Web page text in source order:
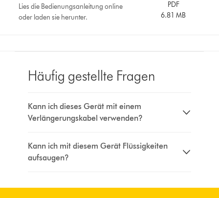
Lies die Bedienungsanleitung online
oder laden sie herunter.
PDF
6.81 MB
Häufig gestellte Fragen
Kann ich dieses Gerät mit einem
Verlängerungskabel verwenden?
Kann ich mit diesem Gerät Flüssigkeiten
aufsaugen?